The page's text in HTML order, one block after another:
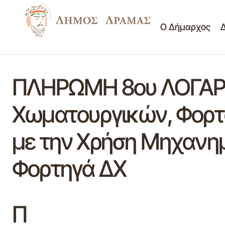
Ο Δήμαρχος
ΠΛΗΡΩΜΗ 8ου
Χωματουργικών,
με την Χρήση
Φορτηγά ΔΧ
Π